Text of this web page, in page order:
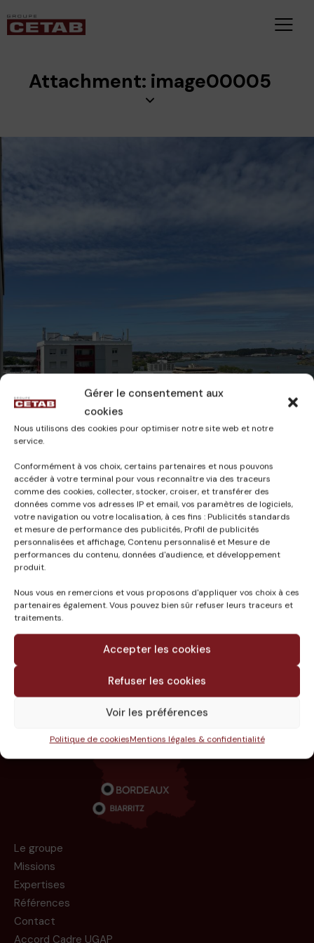
Gérer le consentement aux
cookies
Nous utilisons des cookies pour optimiser notre site web et notre
service.
Conformément à vos choix, certains partenaires et nous pouvons
accéder à votre terminal pour vous reconnaître via des traceurs
comme des cookies, collecter, stocker, croiser, et transférer des
données comme vos adresses IP et email, vos paramètres de logiciels,
votre navigation ou votre localisation, à ces fins : Publicités standards
et mesure de performance des publicités, Profil de publicités
personnalisées et affichage, Contenu personnalisé et Mesure de
performances du contenu, données d'audience, et développement
produit.
Nous vous en remercions et vous proposons d'appliquer vos choix à ces
partenaires également. Vous pouvez bien sûr refuser leurs traceurs et
traitements.
Accepter les cookies
Refuser les cookies
Voir les préférences
Politique de cookiesMentions légales & confidentialité
Attachment: image00005
CAMILLE 26 mars 2025
RÉHABILITATION
ÉNERGÉTIQUE DE LA
RÉSIDENCE BALICHON
A BAYONNE (64)
Le groupe
Missions
Expertises
Références
Contact
Accord Cadre UGAP